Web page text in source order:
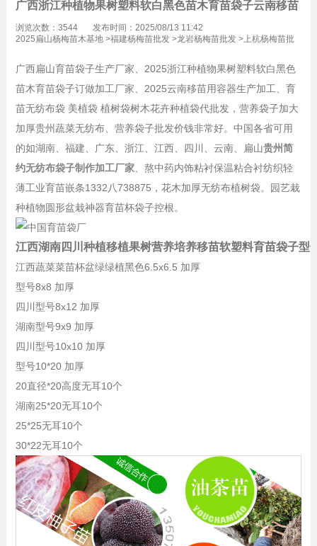
广西浙江种植物果树塑料软白黑色苗木育苗袋子云南移苗贵
浏览次数：3544
发布时间：2025/08/13 11:42
2025扁山杨梅苗木基地>福建杨梅苗批发>龙岩杨梅苗批发>上杭杨梅苗批
广西扁山育苗袋子生产厂家、2025浙江种植物果树塑料软白黑色
苗木育苗袋子订做加工厂家、2025云南移苗用容器生产加工、育
苗无纺布袋 美植袋 植树袋树木花卉种植袋代批发，营养袋子加大
加厚贵州蔬菜无纺布、营养袋子批发价钱非常好。中国各省可用
的如湖南、福建、广东、浙江、江西、四川、云南、扁山贵州简
约无纺布袋子制作加工厂家、熬中药内饰粘衬保温粘合衬纺织轻
薄工业育苗嵌条1332八738875，花木加厚无纺布植树袋。园艺栽
种植物圆形盆栽神器育苗杯袋子控根。
江西湖南四川种植移植果树营养培养移苗软塑料育苗袋子型
江西蔬菜菜苗杯盆绿绿植黑色6.5x6.5 加厚
型号8x8 加厚
四川型号8x12 加厚
湖南型号9x9 加厚
四川型号10x10 加厚
型号10*20 加厚
20直径*20高度无耳10个
湖南25*20无耳10个
25*25无耳10个
30*22无耳10个